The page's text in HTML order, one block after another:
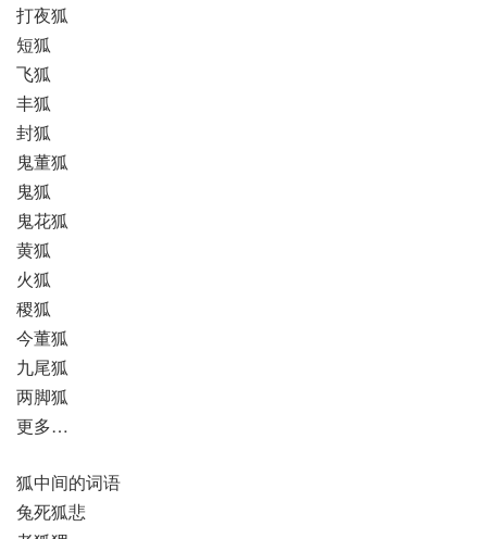
打夜狐
短狐
飞狐
丰狐
封狐
鬼董狐
鬼狐
鬼花狐
黄狐
火狐
稷狐
今董狐
九尾狐
两脚狐
更多…
狐中间的词语
兔死狐悲